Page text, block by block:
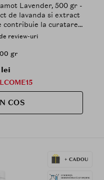
Lavender, 500 gr -
de lavanda si extract
contribuie la curatarea
cutanat
review-uri
gr
lei
COS